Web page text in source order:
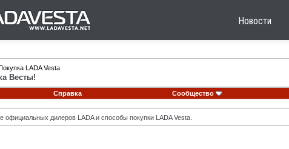
Новости
LADA Vesta
Весты!
Справка Сообщество
официальных дилеров LADA и способы покупки LADA Vesta.